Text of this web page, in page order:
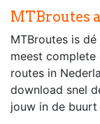
MTBroutes
MTBroutes is
meest
routes in
download snel
jouw in de buurt